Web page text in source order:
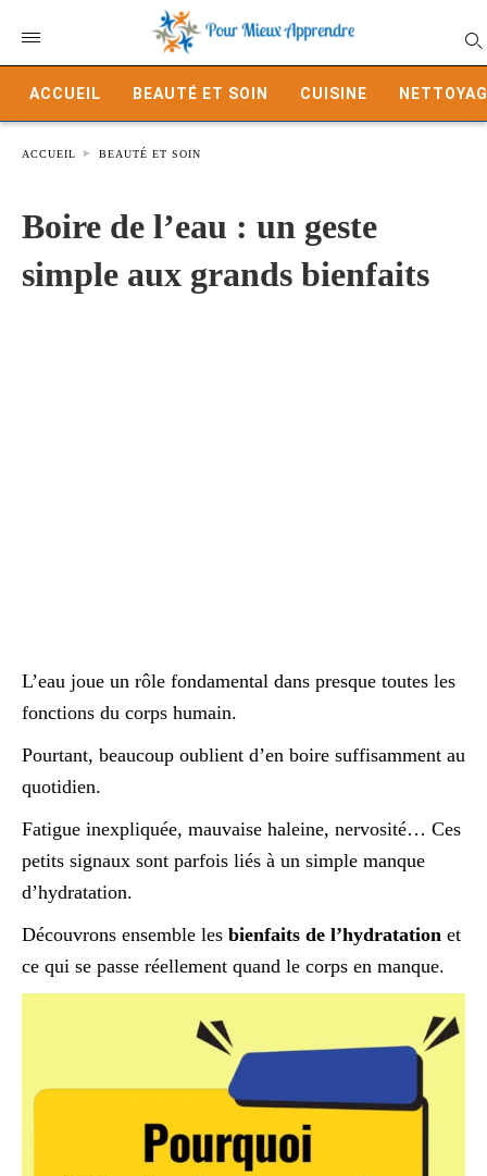
ACCUEIL BEAUTÉ ET SOIN CUISINE
ACCUEIL BEAUTÉ ET SOIN
Boire de l’eau : un geste
simple aux grands bienfaits
L’eau joue un rôle fondamental dans presque toutes les
fonctions du corps humain.
Pourtant, beaucoup oublient d’en boire suffisamment au
quotidien.
Fatigue inexpliquée, mauvaise haleine, nervosité… Ces
petits signaux sont parfois liés à un simple manque
d’hydratation.
Découvrons ensemble les bienfaits de l’hydratation et
ce qui se passe réellement quand le corps en manque.